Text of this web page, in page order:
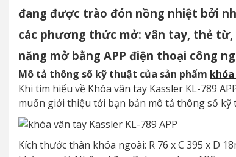
đang được trào đón nồng nhiệt bởi
các phương thức mở: vân tay, thẻ từ,
năng mở bằng APP điện thoại công
Mô tả thông số kỹ thuật của sản phẩm
Khi tìm hiểu về Khóa vân tay Kassler KL-789
muốn giới thiệu tới bạn bản mô tả thông số kỹ
Kích thước thân khóa ngoài: R 76 x C 395 x D